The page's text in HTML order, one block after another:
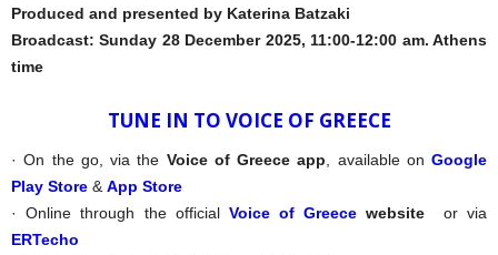
Produced and presented by Katerina Batzaki
Broadcast: Sunday 28 December 2025, 11:00-12:00 am. Athens
time
TUNE IN TO VOICE OF GREECE
· On the go, via the Voice of Greece app , available on Google
Play Store & App Store
· Online through the official Voice of Greece website or via
ERTecho